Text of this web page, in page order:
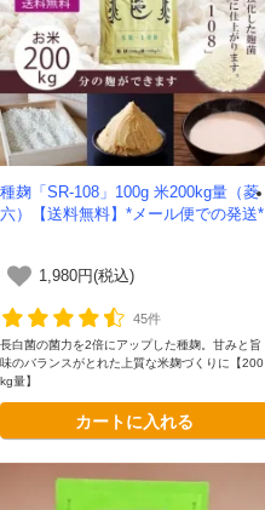
種麹「SR-108」100g 米200kg量（菱
六）【送料無料】*メール便での発送*
1,980円(税込)
45件
長白菌の菌力を2倍にアップした種麹。甘みと旨
味のバランスがとれた上質な米麹づくりに【200
kg量】
カートに入れる